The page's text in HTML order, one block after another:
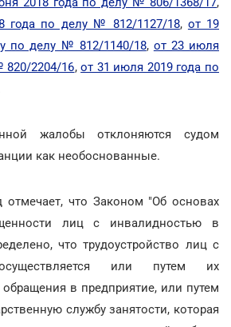
года по делу № 812/1127/18, от 19
по делу № 812/1140/18, от 23 июля
820/2204/16,от 31 июля 2019 года по
жалобы отклоняются судом
как необоснованные.
отмечает, что Законом "Об основах
лиц с инвалидностью в
что трудоустройство лиц с
или путем их
обращения в предприятие, или путем
службу занятости, которая